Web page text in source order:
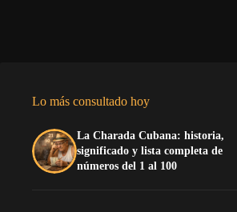
Lo más consultado hoy
La Charada Cubana: historia,
significado y lista completa de
números del 1 al 100